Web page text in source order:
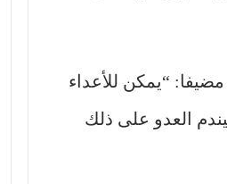
“يمكن للأعداء
العدو على ذلك